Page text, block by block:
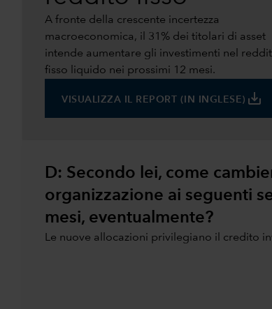
A fronte della crescente incertezza
macroeconomica, il 31% dei titolari di asset
intende aumentare gli investimenti nel
fisso liquido nei prossimi 12 mesi.
VISUALIZZA IL REPORT (IN INGLESE) save_alt
D: Secondo lei, come
organizzazione ai seguenti
mesi, eventualmente?
Le nuove allocazioni privilegiano il credito